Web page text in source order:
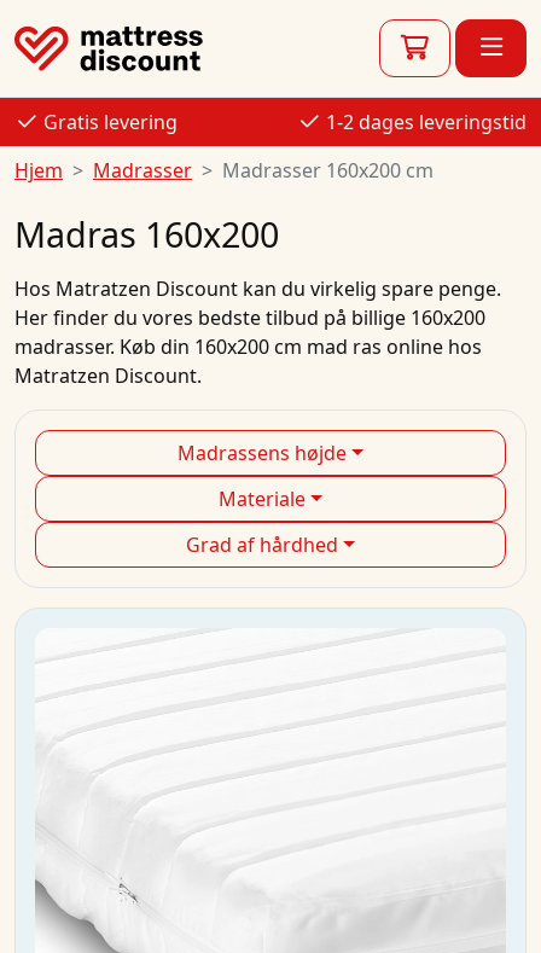
Gratis levering
1-2 dages leveringstid
Hjem
Madrasser Madrasser 160x200 cm
Madras 160x200
Hos Matratzen Discount kan du virkelig spare penge.
Her finder du vores bedstetilbud på billige 160x200
madrasser. Køb din 160x200 cm mad ras online hos
Matratzen Discount.
Madrassens højde
Materiale
Grad af hårdhed